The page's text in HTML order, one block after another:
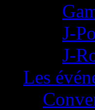
J-
J-
Les